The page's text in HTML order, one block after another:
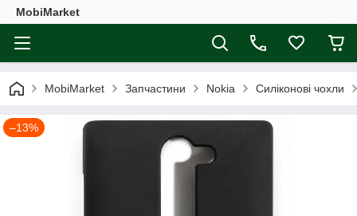
MobiMarket
MobiMarket Запчастини Nokia Силіконові чохли
–13%